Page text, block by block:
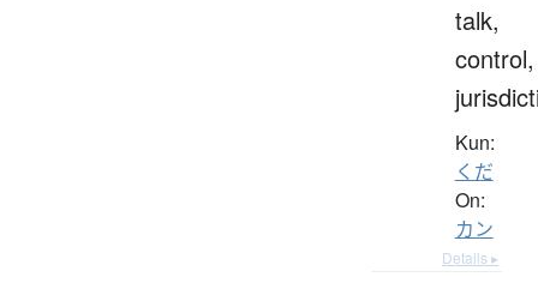
talk,
control,
Kun:
くだ
On:
カン
Details ▸